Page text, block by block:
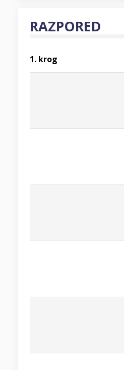
RAZPORED
1. krog